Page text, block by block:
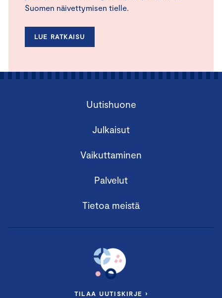
Suomen näivettymisen tielle.
LUE RATKAISU
Uutishuone
Julkaisut
Vaikuttaminen
Palvelut
Tietoa meistä
TILAA UUTISKIRJE ›